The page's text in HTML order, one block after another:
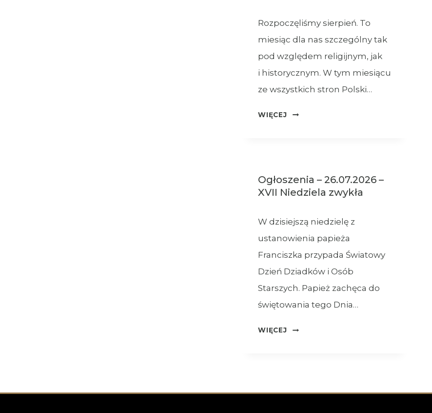
Rozpoczęliśmy sierpień. To
miesiąc dla nas szczególny tak
pod względem religijnym, jak
i historycznym. W tym miesiącu
ze wszystkich stron Polski…
WIĘCEJ
OGŁOSZENIA
–
02.08.2026
Ogłoszenia – 26.07.2026 –
XVII Niedziela zwykła
W dzisiejszą niedzielę z
ustanowienia papieża
Franciszka przypada Światowy
Dzień Dziadków i Osób
Starszych. Papież zachęca do
świętowania tego Dnia…
WIĘCEJ
OGŁOSZENIA
NIEDZIELA